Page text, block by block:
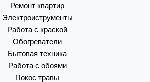
Ремонт квартир
Электроиструменты
Работа с краской
Обогреватели
Бытовая техника
Работа с обоями
Покос травы